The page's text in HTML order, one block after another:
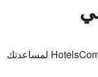
استخدم نصائحنا المستندة إلى بيانات HotelsCombined لمساعدتك